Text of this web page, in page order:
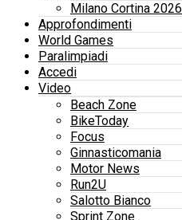
Milano Cortina 2026
Approfondimenti
World Games
Paralimpiadi
Accedi
Video
Beach Zone
BikeToday
Focus
Ginnasticomania
Motor News
Run2U
Salotto Bianco
Sprint Zone